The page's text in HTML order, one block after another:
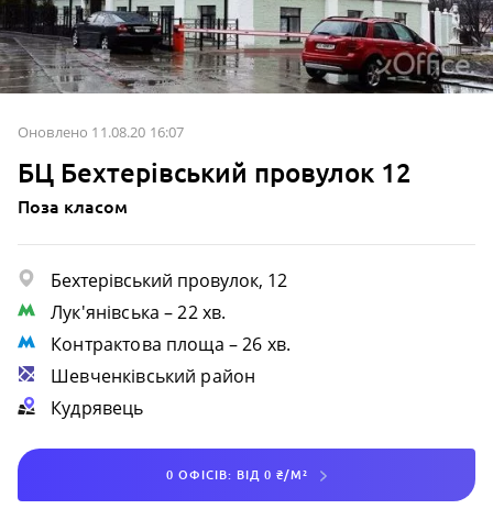
Оновлено 11.08.20 16:07
БЦ Бехтерівський провулок 12
Поза класом
Бехтерівський провулок, 12
Лук'янівська – 22 хв.
Контрактова площа – 26 хв.
Шевченківський район
Кудрявець
0 ОФІСІВ: ВІД 0 ₴/М²